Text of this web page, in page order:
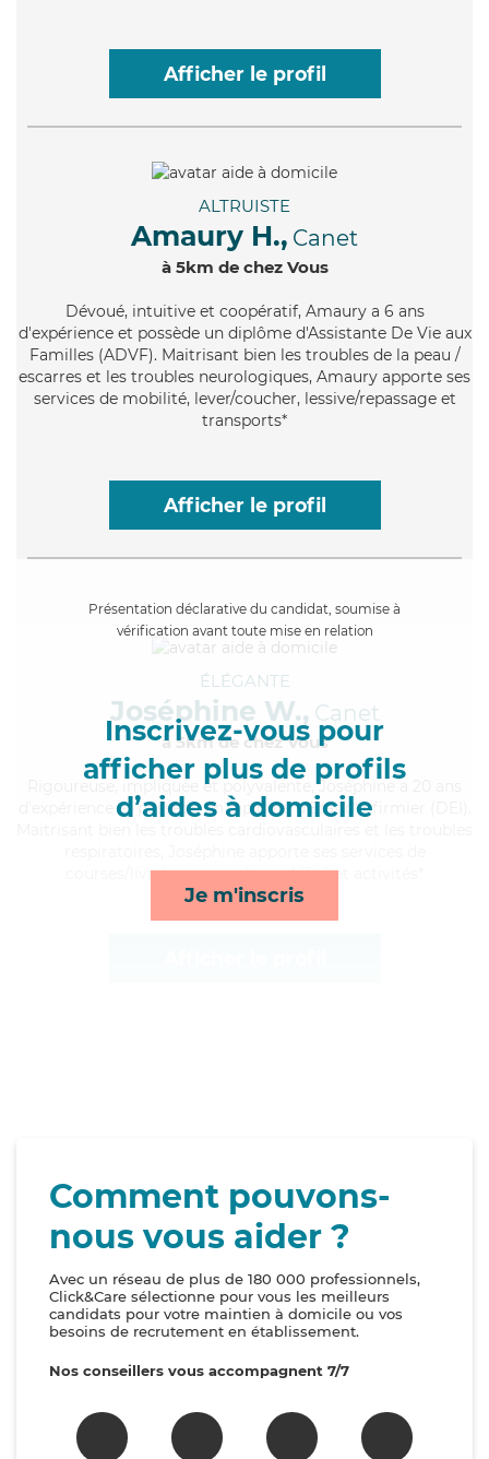
Afficher le profil
ALTRUISTE
Amaury H., Canet
à 5km de chez Vous
Dévoué, intuitive et coopératif, Amaury a 6 ans
d'expérience et possède un diplôme d'Assistante De Vie aux
Familles (ADVF). Maitrisant bien les troubles de la peau /
escarres et les troubles neurologiques, Amaury apporte ses
services de mobilité, lever/coucher, lessive/repassage et
transports*
Afficher le profil
Présentation déclarative du candidat, soumise à
vérification avant toute mise en relation
Inscrivez-vous pour
afficher plus de profils
d’aides à domicile
Je m'inscris
ÉLÉGANTE
Joséphine W., Canet
à 5km de chez Vous
, impliquée et polyvalente, Joséphine a 20 ans
d'expérience et possède un diplôme d'Etat d'infirmier (DEI).
courses/livraison, rappels, mobilité et activités*
Comment pouvons-
nous vous aider ?
Avec un réseau de plus de 180 000 professionnels,
Click&Care sélectionne pour vous les meilleurs
candidats pour votre maintien à domicile ou vos
besoins de recrutement en établissement.
Nos conseillers vous accompagnent 7/7